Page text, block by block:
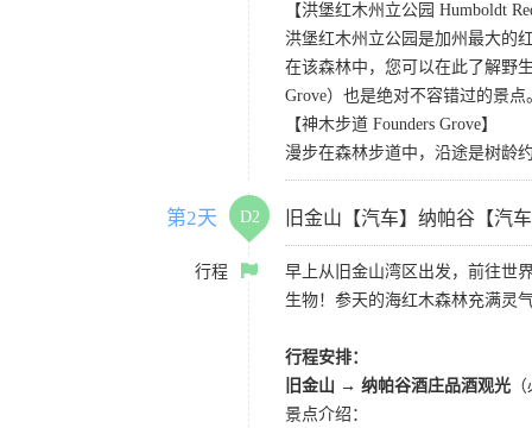
【洪堡红木州立公园 Humboldt
洪堡红木州立公园是加州最大的
在该森林中，您可以在此了解野
Grove）也是绝对不容错过的景点
【神木步道 Founders Grove】
漫步在森林步道中，沿途是树龄
第2天 D2 旧金山【汽车】纳帕谷【汽
行程
早上从旧金山湾区出发，前往世
生物！参天的海红木森林充满灵
行程安排：
旧金山 → 纳帕谷酒庄品酒观光
景点介绍：